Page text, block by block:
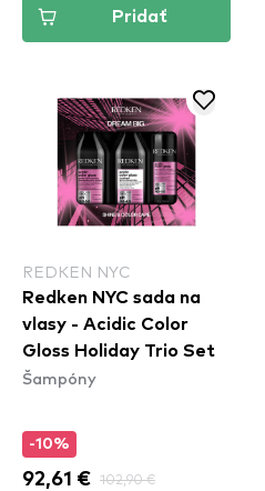
Pridať
REDKEN NYC
Redken NYC sada na
vlasy - Acidic Color
Gloss Holiday Trio Set
Šampóny
-10%
92,61 € 102,90 €